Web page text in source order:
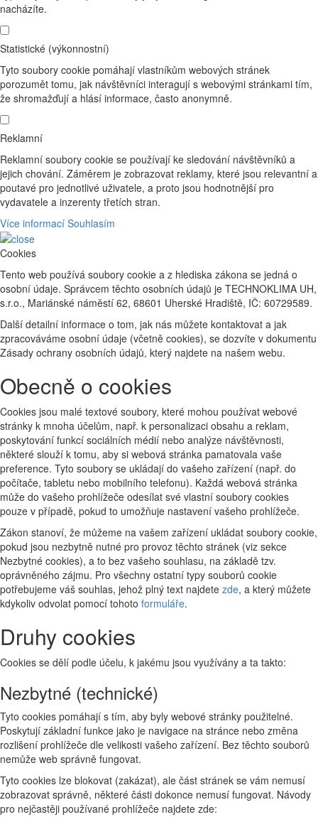
nacházíte.
Statistické (výkonnostní)
Tyto soubory cookie pomáhají vlastníkům webových stránek
porozumět tomu, jak návštěvníci interagují s webovými stránkami tím,
že shromažďují a hlásí informace, často anonymně.
Reklamní
Reklamní soubory cookie se používají ke sledování návštěvníků a
jejich chování. Záměrem je zobrazovat reklamy, které jsou relevantní a
poutavé pro jednotlivé uživatele, a proto jsou hodnotnější pro
vydavatele a inzerenty třetích stran.
Více informací Souhlasím
Cookies
Tento web používá soubory cookie a z hlediska zákona se jedná o
osobní údaje. Správcem těchto osobních údajů je TECHNOKLIMA UH,
s.r.o., Mariánské náměstí 62, 68601 Uherské Hradiště, IČ: 60729589.
Další detailní informace o tom, jak nás můžete kontaktovat a jak
zpracováváme osobní údaje (včetně cookies), se dozvíte v dokumentu
Zásady ochrany osobních údajů, který najdete na našem webu.
Obecně o cookies
Cookies jsou malé textové soubory, které mohou používat webové
stránky k mnoha účelům, např. k personalizaci obsahu a reklam,
poskytování funkcí sociálních médií nebo analýze návštěvnosti,
některé slouží k tomu, aby si webová stránka pamatovala vaše
preference. Tyto soubory se ukládají do vašeho zařízení (např. do
počítače, tabletu nebo mobilního telefonu). Každá webová stránka
může do vašeho prohlížeče odesílat své vlastní soubory cookies
pouze v případě, pokud to umožňuje nastavení vašeho prohlížeče.
Zákon stanoví, že můžeme na vašem zařízení ukládat soubory cookie,
pokud jsou nezbytně nutné pro provoz těchto stránek (viz sekce
Nezbytné cookies), a to bez vašeho souhlasu, na základě tzv.
oprávněného zájmu. Pro všechny ostatní typy souborů cookie
potřebujeme váš souhlas, jehož plný text najdete zde, a který můžete
kdykoliv odvolat pomocí tohoto formuláře.
Druhy cookies
Cookies se dělí podle účelu, k jakému jsou využívány a ta takto:
Nezbytné (technické)
Tyto cookies pomáhají s tím, aby byly webové stránky použitelné.
Poskytují základní funkce jako je navigace na stránce nebo změna
rozlišení prohlížeče dle velikosti vašeho zařízení. Bez těchto souborů
nemůže web správně fungovat.
Tyto cookies lze blokovat (zakázat), ale část stránek se vám nemusí
zobrazovat správně, některé části dokonce nemusí fungovat. Návody
pro nejčastěji používané prohlížeče najdete zde: